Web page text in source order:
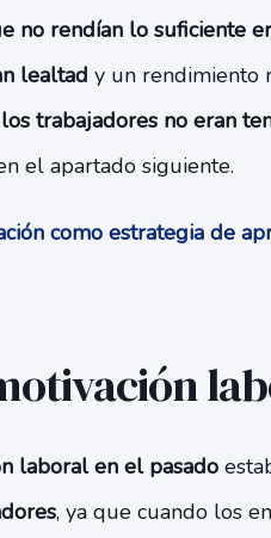
no rendían lo suficiente
lealtad y un rendimiento
trabajadores no eran
el apartado siguiente.
como estrategia de
laboral en el pasado
, ya que cuando los